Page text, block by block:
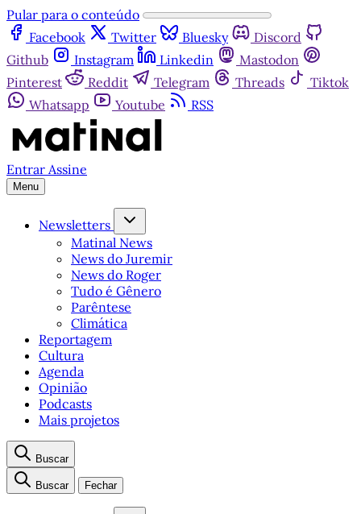
Pular para o conteúdo
Facebook
Twitter Bluesky
Discord
Github
Instagram Linkedin
Mastodon
Pinterest
Reddit Telegram Threads
Tiktok
Whatsapp
Youtube RSS
Entrar Assine
Menu
Newsletters
Matinal News
News do Juremir
News do Roger
Tudo é Gênero
Parêntese
Climática
Reportagem
Cultura
Agenda
Opinião
Podcasts
Mais projetos
Buscar
Buscar Fechar